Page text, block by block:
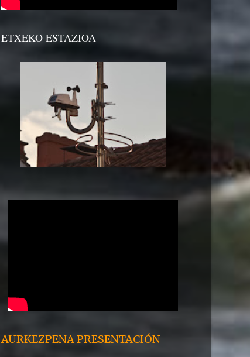
ETXEKO ESTAZIOA
AURKEZPENA PRESENTACIÓN